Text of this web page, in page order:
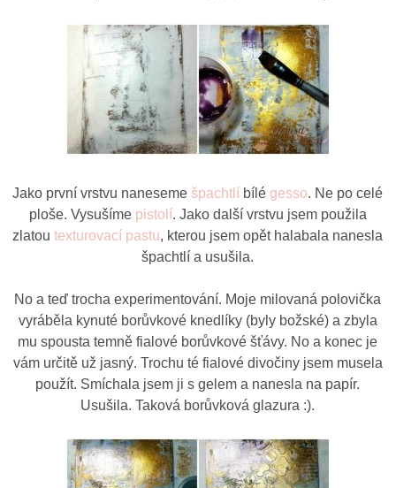
Jako první vrstvu naneseme špachtlí bílégesso. Ne po celé
ploše. Vysušíme pistolí. Jako další vrstvu jsem použila
zlatoutexturovací pastu, kterou jsem opět halabala nanesla
špachtlí a usušila.
No a teď trocha experimentování. Moje milovaná polovička
vyráběla kynuté borůvkové knedlíky (byly božské) a zbyla
mu spousta temně fialové borůvkové šťávy. No a konec je
vám určitě už jasný. Trochu té fialové divočiny jsem musela
použít. Smíchala jsem ji s gelem a nanesla na papír.
Usušila. Taková borůvková glazura :).